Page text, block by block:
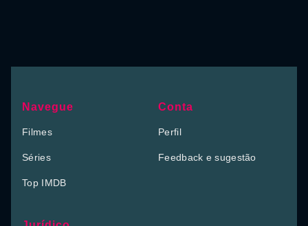
Navegue
Filmes
Séries
Top IMDB
Conta
Perfil
Feedback e sugestão